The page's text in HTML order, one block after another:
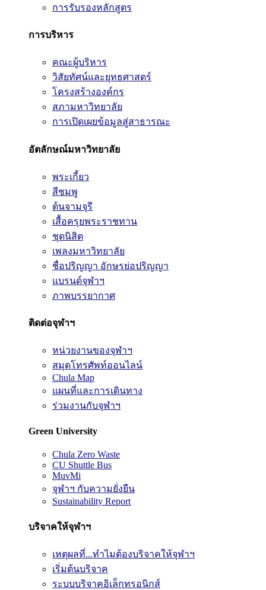
การรับรองหลักสูตร
การบริหาร
คณะผู้บริหาร
วิสัยทัศน์และยุทธศาสตร์
โครงสร้างองค์กร
สภามหาวิทยาลัย
การเปิดเผยข้อมูลสู่สาธารณะ
อัตลักษณ์มหาวิทยาลัย
พระเกี้ยว
สีชมพู
ต้นจามจุรี
เสื้อครุยพระราชทาน
ชุดนิสิต
เพลงมหาวิทยาลัย
ชื่อปริญญา อักษรย่อปริญญา
แบรนด์จุฬาฯ
ภาพบรรยากาศ
ติดต่อจุฬาฯ
หน่วยงานของจุฬาฯ
สมุดโทรศัพท์ออนไลน์
Chula Map
แผนที่และการเดินทาง
ร่วมงานกับจุฬาฯ
Green University
Chula Zero Waste
CU Shuttle Bus
MuvMi
จุฬาฯ กับความยั่งยืน
Sustainability Report
บริจาคให้จุฬาฯ
เหตุผลที่...ทำไมต้องบริจาคให้จุฬาฯ
เริ่มต้นบริจาค
ระบบบริจาคอิเล็กทรอนิกส์